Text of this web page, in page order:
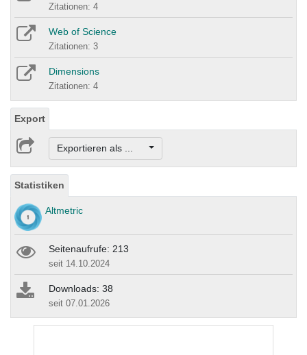
Zitationen: 4
Web of Science
Zitationen: 3
Dimensions
Zitationen: 4
Export
Exportieren als ...
Statistiken
Altmetric
Seitenaufrufe: 213
seit 14.10.2024
Downloads: 38
seit 07.01.2026